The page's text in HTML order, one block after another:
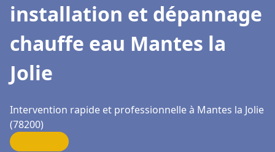
installation et dépannage
chauffe eau Mantes la
Jolie
Intervention rapide et professionnelle à Mantes la Jolie
(78200)